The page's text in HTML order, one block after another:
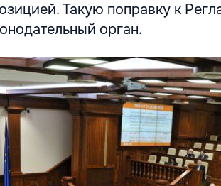
Такую поправку к
орган.